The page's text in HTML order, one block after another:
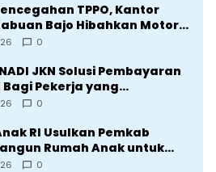
TPPO, Kantor
Bajo Hibahkan Motor
ke Lima Desa di
0
JKN Solusi Pembayaran
Bagi Pekerja yang
Tidak Tetap
0
RI Usulkan Pemkab
Rumah Anak untuk
0